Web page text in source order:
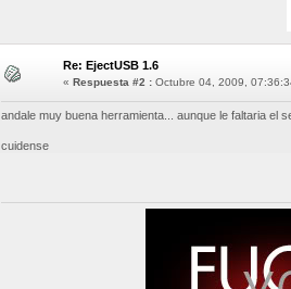
Re: EjectUSB 1.6
« Respuesta #2 : Octubre 04, 2009,
andale muy buena herramienta... aunque le faltaria el
cuidense